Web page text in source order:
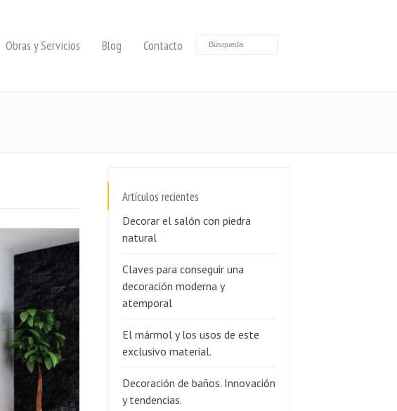
Obras y Servicios Blog Contacto
Artículos recientes
Decorar el salón con piedra
natural
Claves para conseguir una
decoración moderna y
atemporal
El mármol y los usos de este
exclusivo material.
Decoración de baños. Innovación
y tendencias.